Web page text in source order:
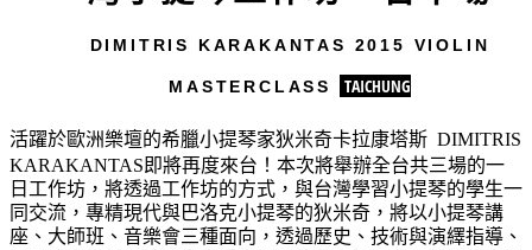
DIMITRIS KARAKANTAS 2015 VIOLIN
MASTERCLASS TAICHUNG
活躍於歐洲樂壇的希臘小提琴家狄米奇卡拉康塔斯 DIMITRIS
KARAKANTAS即將再度來台！本次將舉辦全台共三場的一
日工作坊，將透過工作坊的方式，與台灣學習小提琴的學生一
同交流，專精現代與巴洛克小提琴的狄米奇，將以小提琴講
座、大師班、音樂會三種面向，透過歷史、技術與演繹指導、